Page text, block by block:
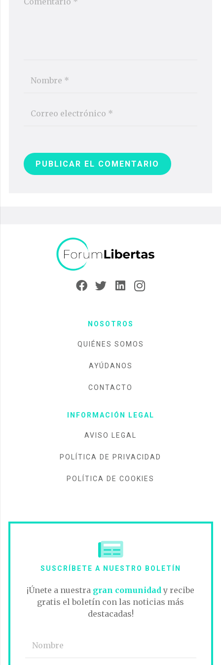
PUBLICAR EL COMENTARIO
NOSOTROS
QUIÉNES SOMOS
AYÚDANOS
CONTACTO
INFORMACIÓN LEGAL
AVISO LEGAL
POLÍTICA DE PRIVACIDAD
POLÍTICA DE COOKIES
SUSCRÍBETE A NUESTRO BOLETÍN
¡Únete a nuestra gran comunidady recibe
gratis el boletín con las noticias más
destacadas!